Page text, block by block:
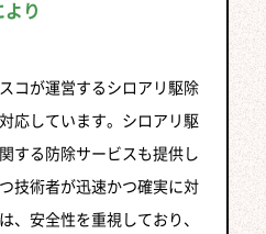
り
コが運営するシロアリ駆除
応しています。シロアリ駆
する防除サービスも提供し
技術者が迅速かつ確実に対
、安全性を重視しており、